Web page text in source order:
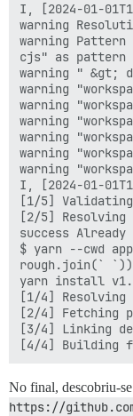
I, [2024-01-
warning
warning Pattern
cjs" as pattern
warning " &gt;
warning
warning
warning
warning
warning
warning
I, [2024-01-
[1/5]
[2/5]
success
$ yarn --cwd
rough.join(`
yarn install
[1/4] Resolving
[2/4] Fetching
[3/4] Linking
No final, descobriu-
https://